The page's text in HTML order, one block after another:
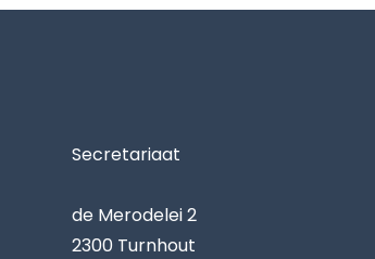
Secretariaat
de Merodelei 2
2300 Turnhout